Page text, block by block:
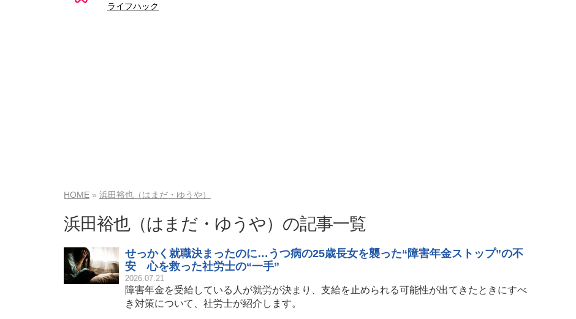
ライフハック
HOME 浜田裕也（はまだ・ゆうや）
浜田裕也（はまだ・ゆうや）の記事一覧
せっかく就職決まったのに…うつ病の25歳長女を襲った“障害年金ストップ”の不
安 心を救った社労士の“一手”
2026.07.21
障害年金を受給している人が就労が決まり、支給を止められる可能性が出てきたときにすべ
き対策について、社労士が紹介します。